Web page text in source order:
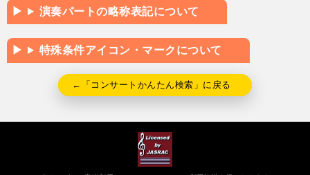
演奏パートの略称表記について
特殊条件アイコン・マークについて
←「コンサートかんたん検索」に戻る